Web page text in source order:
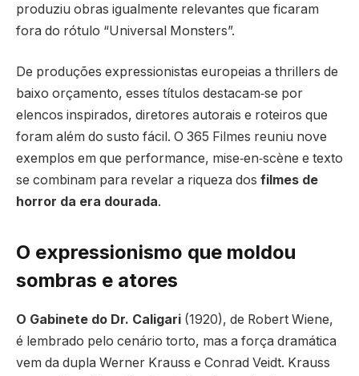
produziu obras igualmente relevantes que ficaram
fora do rótulo “Universal Monsters”.
De produções expressionistas europeias a thrillers de
baixo orçamento, esses títulos destacam‐se por
elencos inspirados, diretores autorais e roteiros que
foram além do susto fácil. O 365 Filmes reuniu nove
exemplos em que performance, mise‐en‐scène e texto
se combinam para revelar a riqueza dos filmes de
horror da era dourada.
O expressionismo que moldou
sombras e atores
O Gabinete do Dr. Caligari (1920), de Robert Wiene,
é lembrado pelo cenário torto, mas a força dramática
vem da dupla Werner Krauss e Conrad Veidt. Krauss